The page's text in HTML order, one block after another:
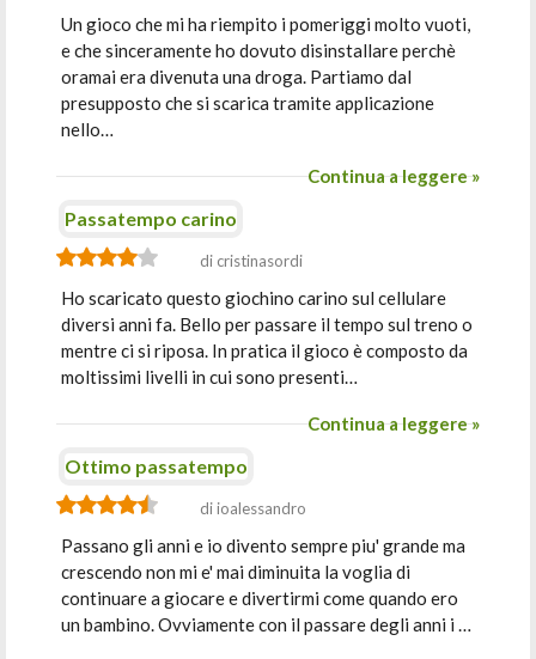
Un gioco che mi ha riempito i pomeriggi molto vuoti,
e che sinceramente ho dovuto disinstallare perchè
oramai era divenuta una droga. Partiamo dal
presupposto che si scarica tramite applicazione
nello…
Continua a leggere »
Passatempo carino
di cristinasordi
Ho scaricato questo giochino carino sul cellulare
diversi anni fa. Bello per passare il tempo sul treno o
mentre ci si riposa. In pratica il gioco è composto da
moltissimi livelli in cui sono presenti…
Continua a leggere »
Ottimo passatempo
di ioalessandro
Passano gli anni e io divento sempre piu' grande ma
crescendo non mi e' mai diminuita la voglia di
continuare a giocare e divertirmi come quando ero
un bambino. Ovviamente con il passare degli anni i …